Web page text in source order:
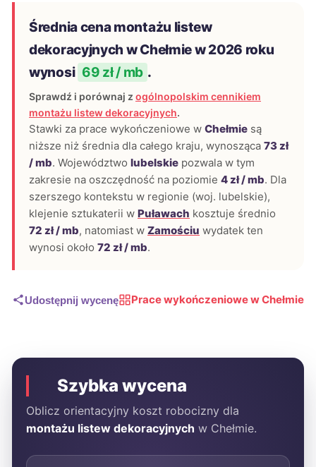
Średnia cena montażu listew
dekoracyjnych w Chełmie w 2026 roku
wynosi 69 zł / mb .
Sprawdź i porównaj z ogólnopolskim cennikiem
montażu listew dekoracyjnych.
Stawki za prace wykończeniowe w Chełmie są
niższe niż średnia dla całego kraju, wynosząca 73 zł
/ mb. Województwo lubelskie pozwala w tym
zakresie na oszczędność na poziomie 4 zł / mb. Dla
szerszego kontekstu w regionie (woj. lubelskie),
klejenie sztukaterii w Puławach kosztuje średnio
72 zł / mb, natomiast w Zamościu wydatek ten
wynosi około 72 zł / mb.
Udostępnij wycenę Prace wykończeniowe w Chełmie
Szybka wycena
Oblicz orientacyjny koszt robocizny dla
montażu listew dekoracyjnych w Chełmie.